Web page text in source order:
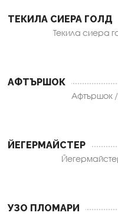
ТЕКИЛА СИЕРА ГОЛД
Текила сиера
АФТЪРШОК
Афтършок /
ЙЕГЕРМАЙСТЕР
УЗО ПЛОМАРИ